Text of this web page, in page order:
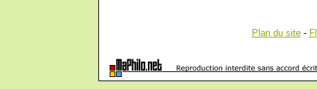
Plan du site-